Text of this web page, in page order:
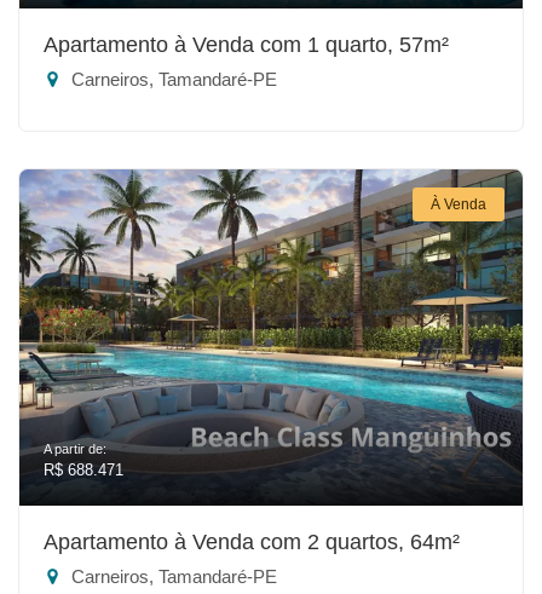
Apartamento à Venda com 1 quarto, 57m²
Carneiros, Tamandaré-PE
À Venda
A partir de:
R$ 688.471
Apartamento à Venda com 2 quartos, 64m²
Carneiros, Tamandaré-PE